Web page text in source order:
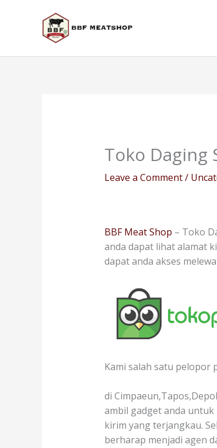
Toko Daging
Leave a Comment/
BBF Meat Shop – Toko
anda dapat lihat alamat
dapat anda akses
Kami salah satu pelopor
di
ambil gadget anda
kirim yang terjangkau.
berharap menjadi agen